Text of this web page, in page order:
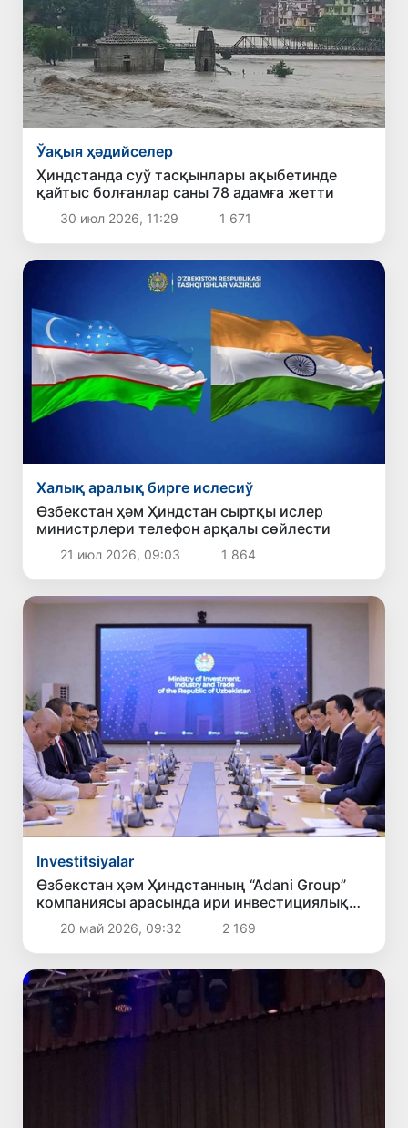
Ўақыя ҳәдийселер
Ҳиндстанда суў тасқынлары ақыбетинде
қайтыс болғанлар саны 78 адамға жетти
30 июл 2026, 11:29 1 671
Халық аралық бирге ислесиў
Өзбекстан ҳәм Ҳиндстан сыртқы ислер
министрлери телефон арқалы сөйлести
21 июл 2026, 09:03 1 864
Investitsiyalar
Өзбекстан ҳәм Ҳиндстанның “Adani Group”
компаниясы арасында ири инвестициялық
жойбарларды әмелге асырыў мәселелери
додаланды
20 май 2026, 09:32 2 169